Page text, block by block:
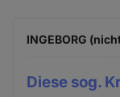
INGEBORG
Diese sog.